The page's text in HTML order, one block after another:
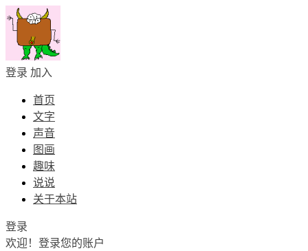
登录 加入
首页
文字
声音
图画
趣味
说说
关于本站
登录
欢迎！ 登录您的账户